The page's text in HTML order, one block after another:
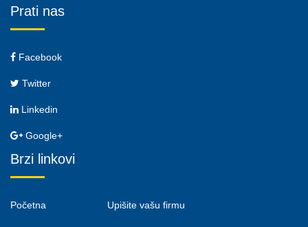
Prati nas
Facebook
Twitter
Linkedin
Google+
Brzi linkovi
Početna Upišite vašu firmu